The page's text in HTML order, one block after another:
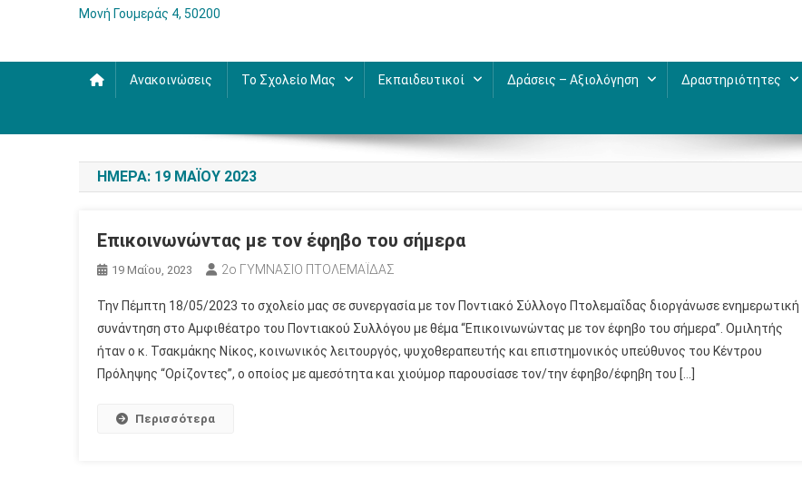
Μονή Γουμεράς 4, 50200
Ανακοινώσεις Το Σχολείο Μας Εκπαιδευτικοί Δράσεις – Αξιολόγηση Δραστηριότητες
ΗΜΈΡΑ: 19 ΜΑΪ́ΟΥ 2023
Επικοινωνώντας με τον έφηβο του σήμερα
19 Μαΐου, 2023 2ο ΓΥΜΝΑΣΙΟ ΠΤΟΛΕΜΑΪΔΑΣ
Την Πέμπτη 18/05/2023 το σχολείο μας σε συνεργασία με τον Ποντιακό Σύλλογο Πτολεμαΐδας διοργάνωσε ενημερωτική
συνάντηση στο Αμφιθέατρο του Ποντιακού Συλλόγου με θέμα “Επικοινωνώντας με τον έφηβο του σήμερα”. Ομιλητής
ήταν ο κ. Τσακμάκης Νίκος, κοινωνικός λειτουργός, ψυχοθεραπευτής και επιστημονικός υπεύθυνος του Κέντρου
Πρόληψης “Ορίζοντες”, ο οποίος με αμεσότητα και χιούμορ παρουσίασε τον/την έφηβο/έφηβη του […]
Περισσότερα